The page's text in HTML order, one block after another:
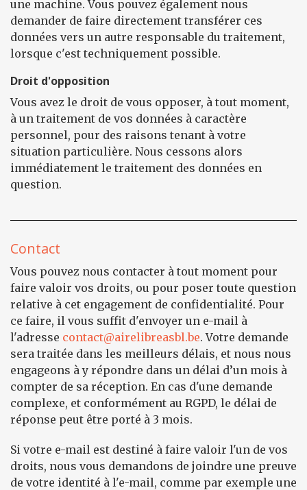
une machine. Vous pouvez également nous
demander de faire directement transférer ces
données vers un autre responsable du traitement,
lorsque c'est techniquement possible.
Droit d'opposition
Vous avez le droit de vous opposer, à tout moment,
à un traitement de vos données à caractère
personnel, pour des raisons tenant à votre
situation particulière. Nous cessons alors
immédiatement le traitement des données en
question.
Contact
Vous pouvez nous contacter à tout moment pour
faire valoir vos droits, ou pour poser toute question
relative à cet engagement de confidentialité. Pour
ce faire, il vous suffit d'envoyer un e-mail à
l'adresse contact@airelibreasbl.be. Votre demande
sera traitée dans les meilleurs délais, et nous nous
engageons à y répondre dans un délai d’un mois à
compter de sa réception. En cas d'une demande
complexe, et conformément au RGPD, le délai de
réponse peut être porté à 3 mois.
Si votre e-mail est destiné à faire valoir l'un de vos
droits, nous vous demandons de joindre une preuve
de votre identité à l'e-mail, comme par exemple une